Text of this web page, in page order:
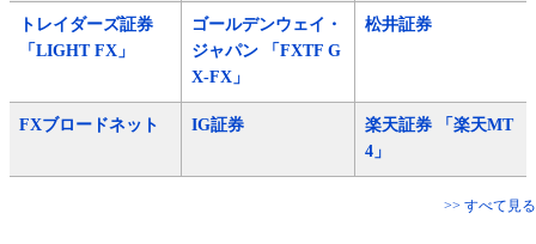
トレイダーズ証券
「LIGHT FX」
ゴールデンウェイ・
ジャパン 「FXTF G
X-FX」
松井証券
FXブロードネット IG証券
楽天証券 「楽天MT
4」
>> すべて見る